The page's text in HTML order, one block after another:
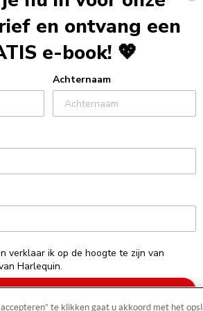
Algemene
Veelgestelde
Uitleg bij e-
accepteren” te klikken gaat u akkoord met het
en ontvang een
e-book! 💖
Achternaam
verklaar ik op de hoogte te zijn van
Harlequin.
Schrijf je nu in!